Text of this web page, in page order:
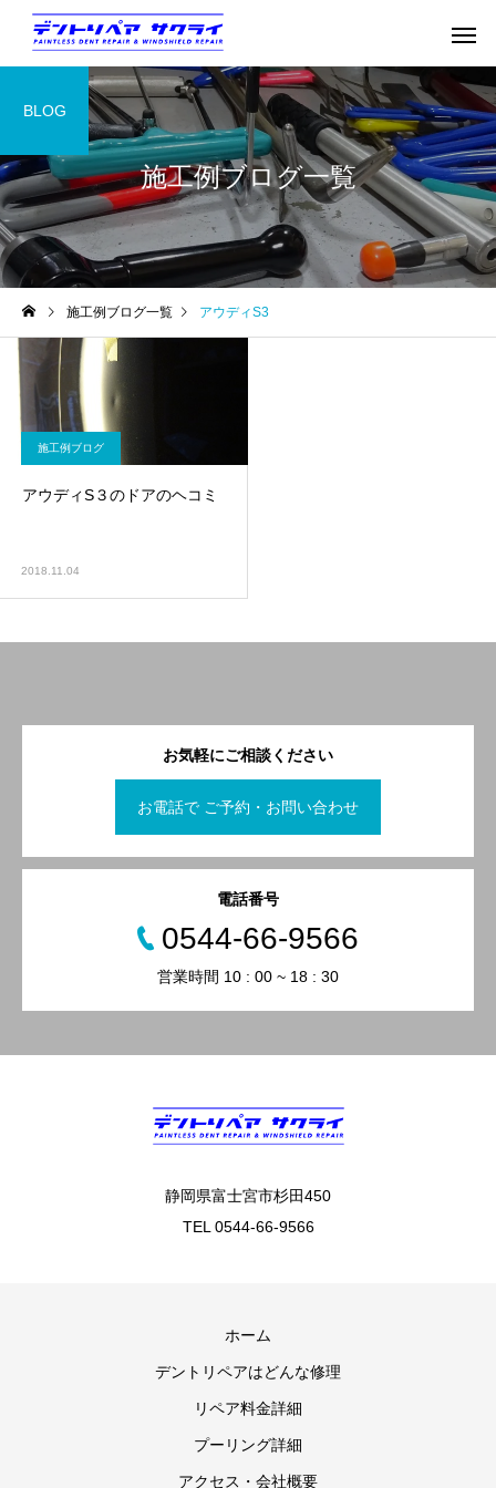
施工例ブログ一覧
BLOG
施工例ブログ一覧 アウディS3
施工例ブログ
アウディS３のドアのヘコミ
2018.11.04
お気軽にご相談ください
お電話で ご予約・お問い合わせ
電話番号
0544-66-9566
営業時間 10 : 00 ~ 18 : 30
静岡県富士宮市杉田450
TEL 0544-66-9566
ホーム
デントリペアはどんな修理
リペア料金詳細
プーリング詳細
アクセス・会社概要